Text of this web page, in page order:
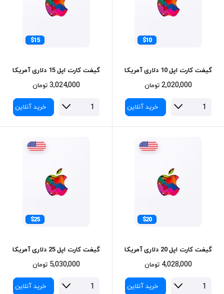
$10
گیفت کارت اپل 10 دلاری آمریکا
2,020,000تومان
خرید آنلاین
$15
گیفت کارت اپل 15 دلاری آمریکا
3,024,000تومان
خرید آنلاین
$20
گیفت کارت اپل 20 دلاری آمریکا
4,028,000 تومان
خرید آنلاین
$25
گیفت کارت اپل 25 دلاری آمریکا
5,030,000 تومان
خرید آنلاین